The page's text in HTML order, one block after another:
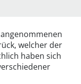
welcher der
haben sich